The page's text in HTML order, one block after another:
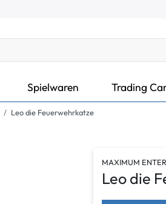
Spielwaren Trading
Leo die Feuerwehrkatze
MAXIMUM
Leo die